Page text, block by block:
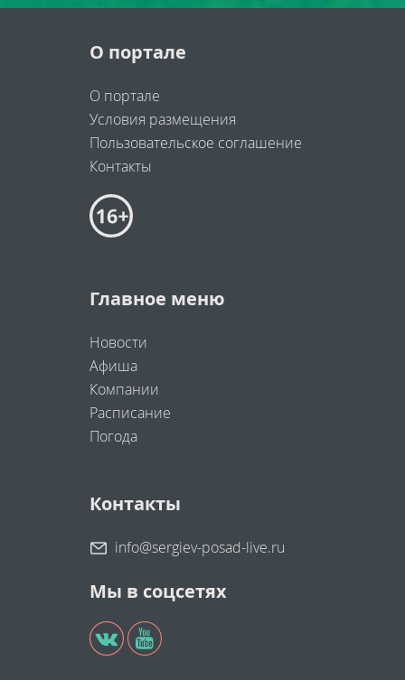
О портале
О портале
Условия размещения
Пользовательское соглашение
Контакты
Главное меню
Новости
Афиша
Компании
Расписание
Погода
Контакты
info@sergiev-posad-live.ru
Мы в соцсетях